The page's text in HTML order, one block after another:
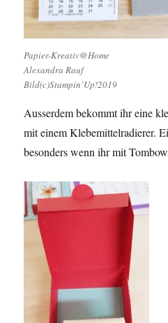
Papier-Kreativ@Home
Alexandra Rauf
Bild(c)Stampin`Up!2019
Ausserdem bekommt ihr eine
mit einem Klebemittelradierer.
besonders wenn ihr mit